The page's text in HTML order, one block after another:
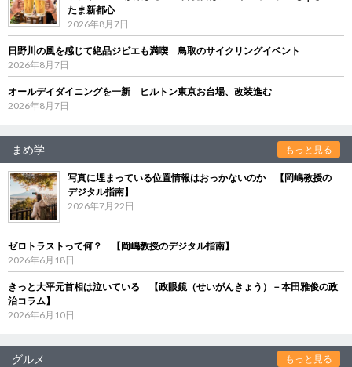
たま新都心
2026年8月7日
日野川の風を感じて絶品ジビエも満喫 鳥取のサイクリングイベント
2026年8月7日
オールデイダイニングを一新 ヒルトン東京お台場、改装進む
2026年8月7日
まめ学 もっと見る
写真に埋まっている位置情報はおっかないのか 【岡嶋教授の
デジタル指南】
2026年7月22日
ゼロトラストって何？ 【岡嶋教授のデジタル指南】
2026年6月18日
きっと大平元首相は泣いている 【政眼鏡（せいがんきょう）－本田雅俊の政
治コラム】
2026年6月10日
グルメ もっと見る